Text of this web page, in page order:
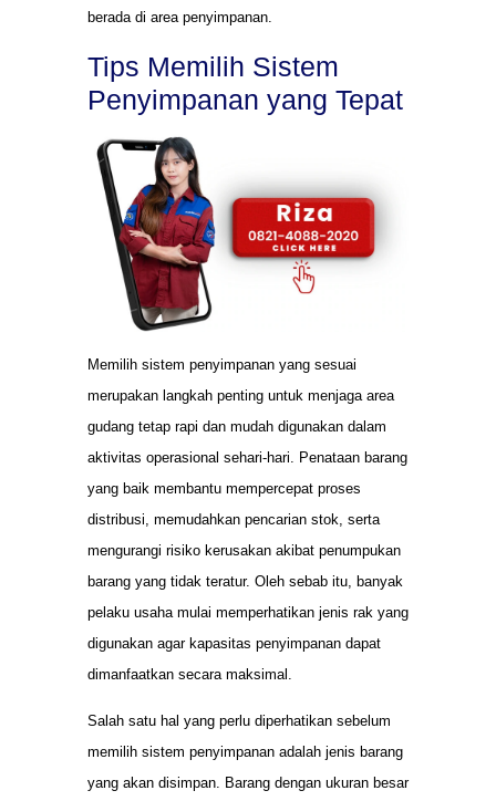
berada di area penyimpanan.
Tips Memilih Sistem
Penyimpanan yang Tepat
Memilih sistem penyimpanan yang sesuai
merupakan langkah penting untuk menjaga area
gudang tetap rapi dan mudah digunakan dalam
aktivitas operasional sehari-hari. Penataan barang
yang baik membantu mempercepat proses
distribusi, memudahkan pencarian stok, serta
mengurangi risiko kerusakan akibat penumpukan
barang yang tidak teratur. Oleh sebab itu, banyak
pelaku usaha mulai memperhatikan jenis rak yang
digunakan agar kapasitas penyimpanan dapat
dimanfaatkan secara maksimal.
Salah satu hal yang perlu diperhatikan sebelum
memilih sistem penyimpanan adalah jenis barang
yang akan disimpan. Barang dengan ukuran besar